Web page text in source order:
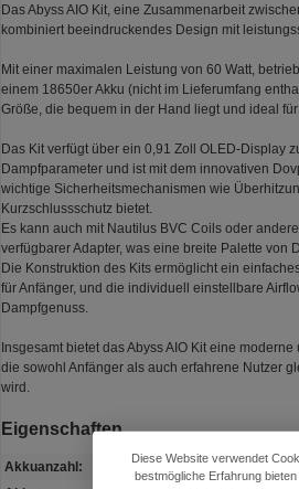
Das Abyss AIO Kit, eine Zusammenarbeit
kombiniert beeindruckendes Design mit
Mit einer maximalen Leistung von 60 Watt,
einem 18650er Akku (nicht im Lieferumfang
Größe, die bequem in der Hand liegt und ideal
Das Kit verfügt über ein 0,91 Zoll OLED-Display
Dampfparameter und ist mit dem innovativen
wichtige Sicherheitsmechanismen wie
Kurzschlussschutz bietet.
Es kann auch mit Nautilus BVC Coils oder
verfügbarer Adapter, was eine breite Palette von
Die Konstruktion des Kits ermöglicht ein
für Anfänger, und die individuell einstellbare
Dampfgenuss.
Insgesamt bietet das Abyss AIO Kit eine
die sowohl Anfänger als auch erfahrene Nutzer
wird.
Eigenschaften
Akkuanzahl:
1
Diese Website verwendet
bestmögliche Erfahrung bieten